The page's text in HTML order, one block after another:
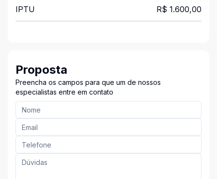
IPTU R$ 1.600,00
Proposta
Preencha os campos para que um de nossos
especialistas entre em contato